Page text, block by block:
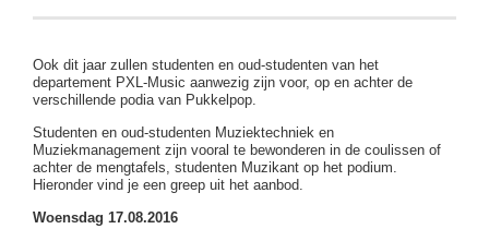
Ook dit jaar zullen studenten en oud-studenten van het
departement PXL-Music aanwezig zijn voor, op en achter de
verschillende podia van Pukkelpop.
Studenten en oud-studenten Muziektechniek en
Muziekmanagement zijn vooral te bewonderen in de coulissen of
achter de mengtafels, studenten Muzikant op het podium.
Hieronder vind je een greep uit het aanbod.
Woensdag 17.08.2016